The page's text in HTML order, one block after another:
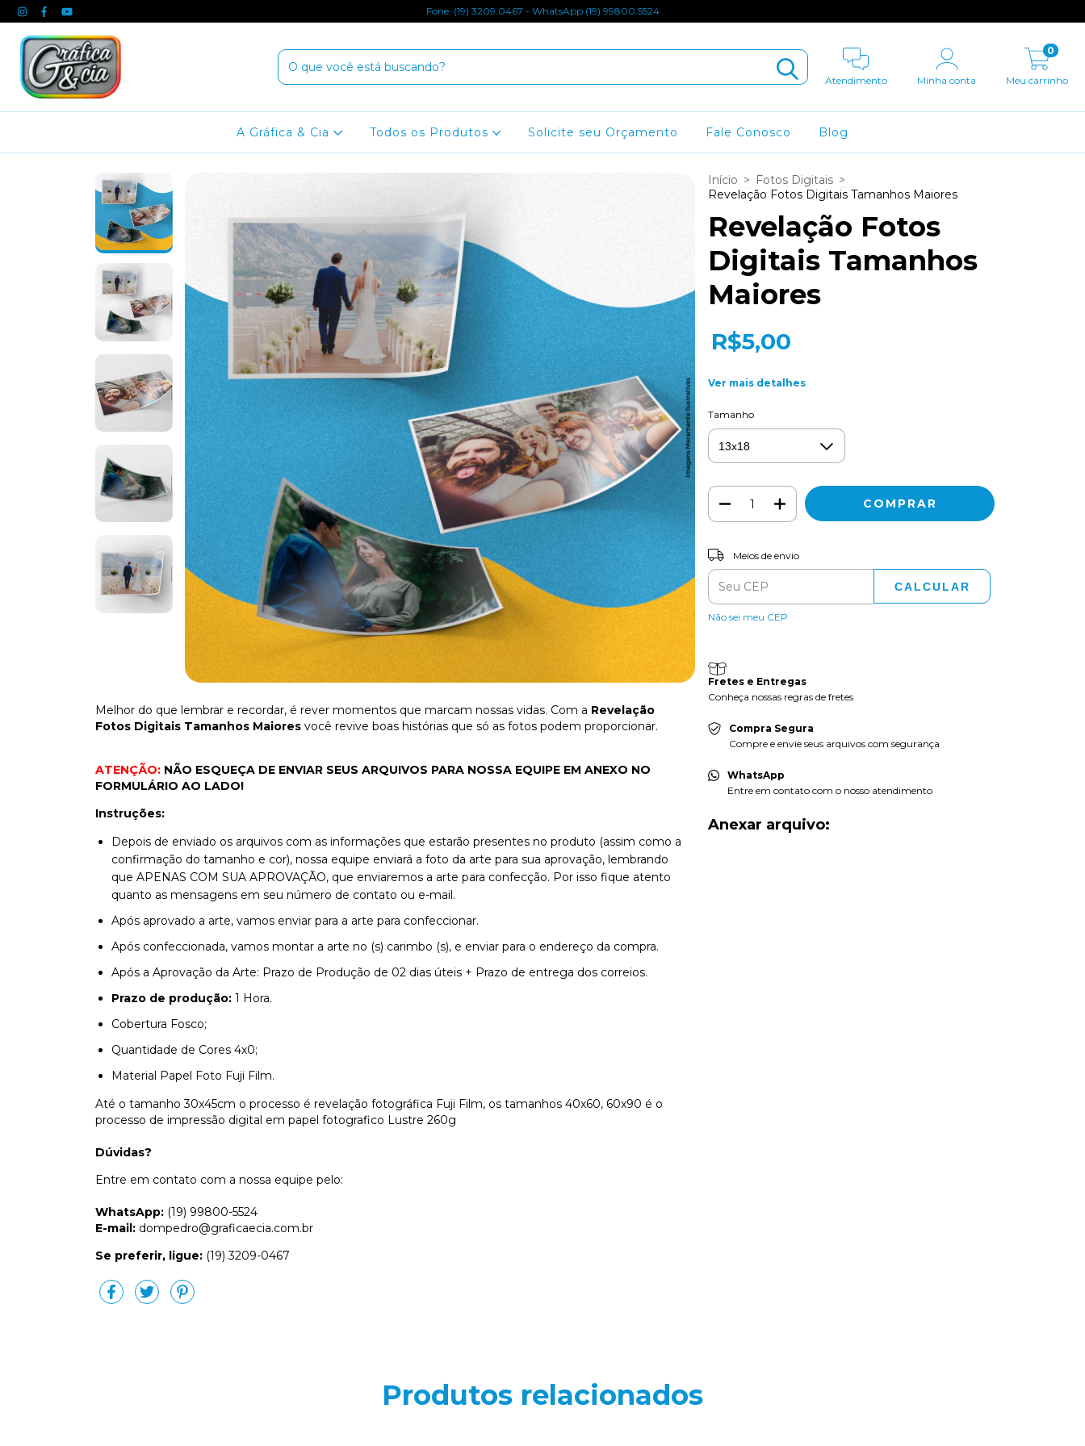
Fone: (19) 3209.0467 - WhatsApp (19) 99800.5524
Atendimento Minha conta Meu carrinho
0
A Gráfica & Cia Todos os Produtos Solicite seu Orçamento Fale Conosco Blog
Melhor do que lembrar e recordar, é rever momentos que marcam nossas vidas. Com a Revelação
Fotos Digitais Tamanhos Maiores você revive boas histórias que só as fotos podem proporcionar.
ATENÇÃO: NÃO ESQUEÇA DE ENVIAR SEUS ARQUIVOS PARA NOSSA EQUIPE EM ANEXO NO
FORMULÁRIO AO LADO!
Instruções:
Depois de enviado os arquivos com as informações que estarão presentes no produto (assim como a
confirmação do tamanho e cor), nossa equipe enviará a foto da arte para sua aprovação, lembrando
que APENAS COM SUA APROVAÇÃO, que enviaremos a arte para confecção. Por isso fique atento
quanto as mensagens em seu número de contato ou e-mail.
Após aprovado a arte, vamos enviar para a arte para confeccionar.
Após confeccionada, vamos montar a arte no (s) carimbo (s), e enviar para o endereço da compra.
Após a Aprovação da Arte: Prazo de Produção de 02 dias úteis + Prazo de entrega dos correios.
Prazo de produção: 1 Hora.
​Cobertura Fosco;
Quantidade de Cores 4x0;
Material Papel Foto Fuji Film.
Até o tamanho 30x45cm o processo é revelação fotográfica Fuji Film, os tamanhos 40x60, 60x90 é o
processo de impressão digital em papel fotografico Lustre 260g
Dúvidas?
Entre em contato com a nossa equipe pelo:
WhatsApp: (19) 99800-5524
E-mail: dompedro@graficaecia.com.br
Se preferir, ligue: (19) 3209-0467
Início > Fotos Digitais >
Revelação Fotos Digitais Tamanhos Maiores
Revelação Fotos
Digitais Tamanhos
Maiores
R$5,00
Ver mais detalhes
Tamanho
Entregas para o CEP:
Meios de envio
CALCULAR
Não sei meu CEP
Fretes e Entregas
Conheça nossas regras de fretes
Compra Segura
Compre e envie seus arquivos com segurança
WhatsApp
Entre em contato com o nosso atendimento
Anexar arquivo:
Produtos relacionados